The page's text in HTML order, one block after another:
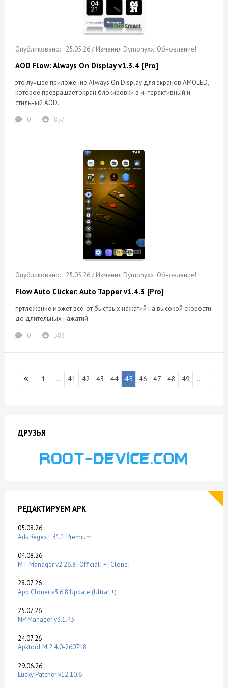
25.05.26 / Изменил Dymonyxx: Обновление!
AOD Flow: Always On Display v1.3.4 [Pro]
это лучшее приложение Always On Display для экранов AMOLED,
которое превращает экран блокировки в интерактивный и
стильный AOD.
0
857
25.05.26 / Изменил Dymonyxx: Обновление!
Flow Auto Clicker: Auto Tapper v1.4.3 [Pro]
пртложение может все: от быстрых нажатий на высокой скорости
до длительных нажатий.
0
583
1 ... 41 42 43 44 45 46 47 48 49 ...
ДРУЗЬЯ
РЕДАКТИРУЕМ APK
05.08.26
Ads Regex+ 31.1 Premium
04.08.26
MT Manager v2.26.8 [Official] + [Clone]
28.07.26
App Cloner v3.6.8 Update (Ultra++)
25.07.26
NP Manager v3.1.43
24.07.26
Apktool M 2.4.0-260718
29.06.26
Lucky Patcher v12.10.6